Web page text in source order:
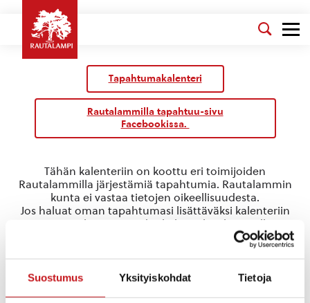
Suostumus Yksityiskohdat Tietoja
Tapahtumakalenteri
Rautalammilla tapahtuu-sivu
Facebookissa.
runonlausunta
Tapahtumat runonlausunta
Tähän kalenteriin on koottu eri toimijoiden
Rautalammilla järjestämiä tapahtumia. Rautalammin
kunta ei vastaa tietojen oikeellisuudesta.
Jos haluat oman tapahtumasi lisättäväksi kalenteriin
jätä tapahtuman tiedot linkin takaa löytyvällä